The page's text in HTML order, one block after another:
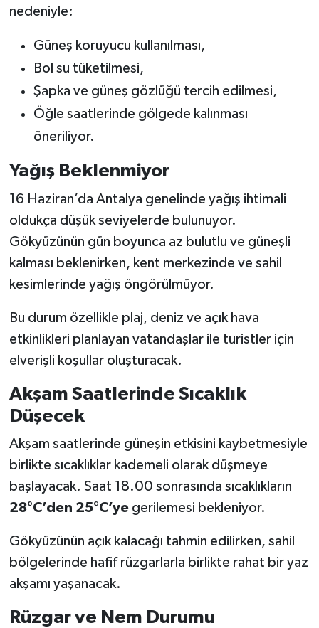
nedeniyle:
Güneş koruyucu kullanılması,
Bol su tüketilmesi,
Şapka ve güneş gözlüğü tercih edilmesi,
Öğle saatlerinde gölgede kalınması
öneriliyor.
Yağış Beklenmiyor
16 Haziran’da Antalya genelinde yağış ihtimali
oldukça düşük seviyelerde bulunuyor.
Gökyüzünün gün boyunca az bulutlu ve güneşli
kalması beklenirken, kent merkezinde ve sahil
kesimlerinde yağış öngörülmüyor.
Bu durum özellikle plaj, deniz ve açık hava
etkinlikleri planlayan vatandaşlar ile turistler için
elverişli koşullar oluşturacak.
Akşam Saatlerinde Sıcaklık
Düşecek
Akşam saatlerinde güneşin etkisini kaybetmesiyle
birlikte sıcaklıklar kademeli olarak düşmeye
başlayacak. Saat 18.00 sonrasında sıcaklıkların
28°C’den 25°C’yegerilemesi bekleniyor.
Gökyüzünün açık kalacağı tahmin edilirken, sahil
bölgelerinde hafif rüzgarlarla birlikte rahat bir yaz
akşamı yaşanacak.
Rüzgar ve Nem Durumu